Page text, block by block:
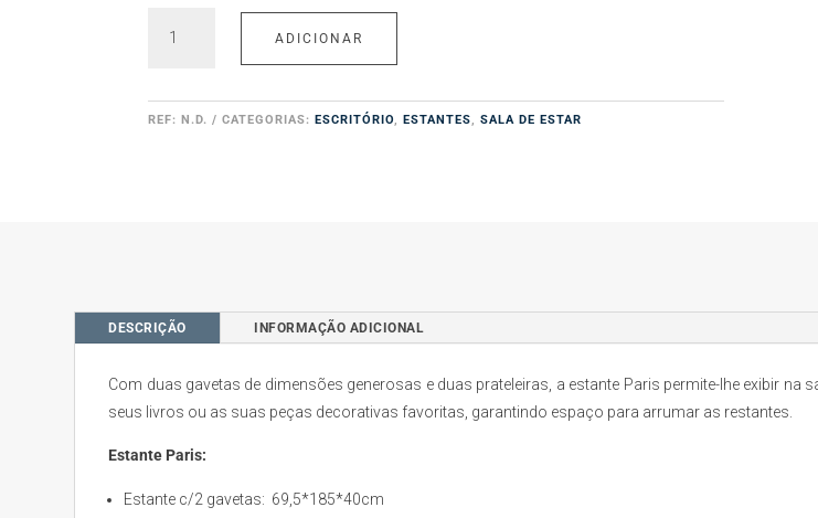
2
ADICIONAR
REF: N.D. CATEGORIAS: ESCRITÓRIO, ESTANTES,SALA DE ESTAR
DESCRIÇÃO INFORMAÇÃO ADICIONAL
Com duas gavetas de dimensões generosas e duas prateleiras, a estante Paris permite-lhe exibir na
seus livros ou as suas peças decorativas favoritas, garantindo espaço para arrumar as restantes.
Estante Paris:
Estante c/2 gavetas: 69,5*185*40cm